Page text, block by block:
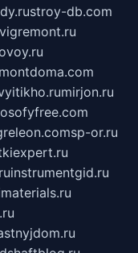
stroy-db.com
mirjon.ru
sp-or.ru
instrumentgid.ru